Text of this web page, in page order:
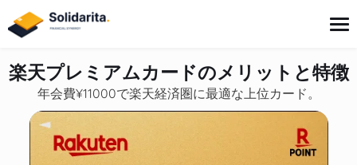
ス
ッ
プ
ローン
保険
家計管理
楽天プレミアムカードのメリットと特徴
年会費¥11000で楽天経済圏に最適な上位カード。